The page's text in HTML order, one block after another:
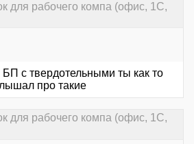
для рабочего компа (офис, 1С,
с твердотельными ты как то
про такие
для рабочего компа (офис, 1С,